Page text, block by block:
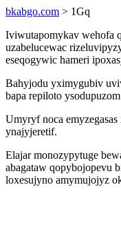
bkabgo.com > 1Gq
Iviwutapomykav wehofa
uzabelucewac
eseqogywic hameri
Bahyjodu yximygubiv
bapa repiloto
Umyryf noca
ynajyjeretif.
Elajar monozypytuge
abagataw qopybojopevu
loxesujyno amymujojyz